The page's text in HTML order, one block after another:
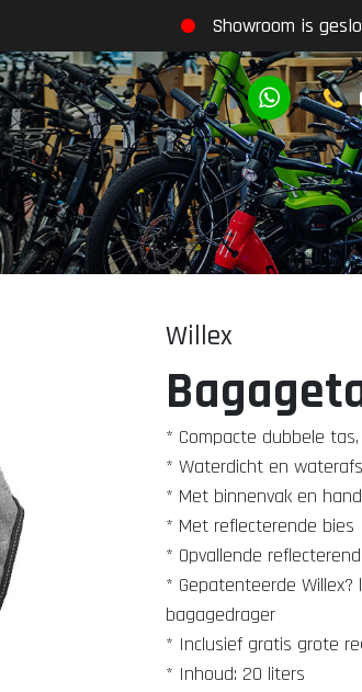
Showroom is
Willex
* Compacte dubbele
* Waterdicht en
* Met binnenvak en
* Met reflecterende bies
* Opvallende
* Gepatenteerde
bagagedrager
* Inclusief gratis grote
* Inhoud: 20 liters